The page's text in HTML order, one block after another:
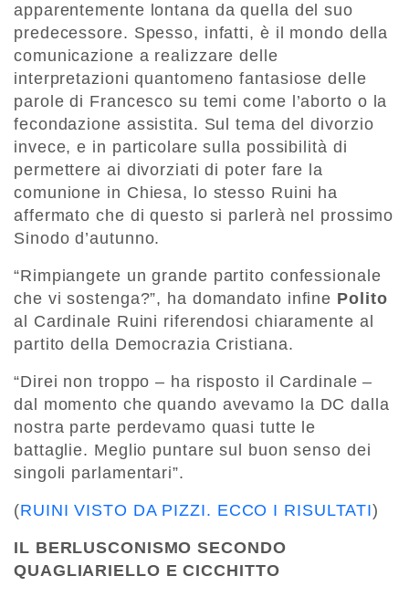
apparentemente lontana da quella del suo
predecessore. Spesso, infatti, è il mondo della
comunicazione a realizzare delle
interpretazioni quantomeno fantasiose delle
parole di Francesco su temi come l’aborto o la
fecondazione assistita. Sul tema del divorzio
invece, e in particolare sulla possibilità di
permettere ai divorziati di poter fare la
comunione in Chiesa, lo stesso Ruini ha
affermato che di questo si parlerà nel prossimo
Sinodo d’autunno.
“Rimpiangete un grande partito confessionale
che vi sostenga?”, ha domandato infine Polito
al Cardinale Ruini riferendosi chiaramente al
partito della Democrazia Cristiana.
“Direi non troppo – ha risposto il Cardinale –
dal momento che quando avevamo la DC dalla
nostra parte perdevamo quasi tutte le
battaglie. Meglio puntare sul buon senso dei
singoli parlamentari”.
(RUINI VISTO DA PIZZI. ECCO I RISULTATI)
IL BERLUSCONISMO SECONDO
QUAGLIARIELLO E CICCHITTO